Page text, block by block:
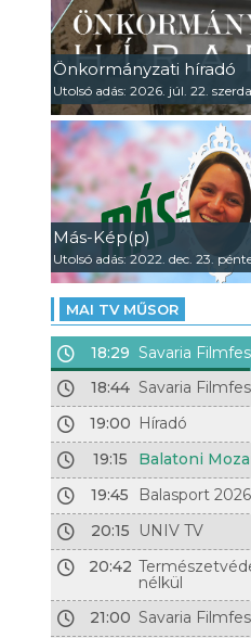
Önkormányzati híradó
Utolsó adás: 2026. júl. 22. szerda
Más-Kép(p)
Utolsó adás: 2022. dec. 23.
MAI TV MŰSOR
18:29 Savaria
18:44 Savaria
19:00 Híradó
19:15
Balatoni
19:45
Balasport 2026
20:15
UNIV TV
20:42
nélkül
21:00 Savaria